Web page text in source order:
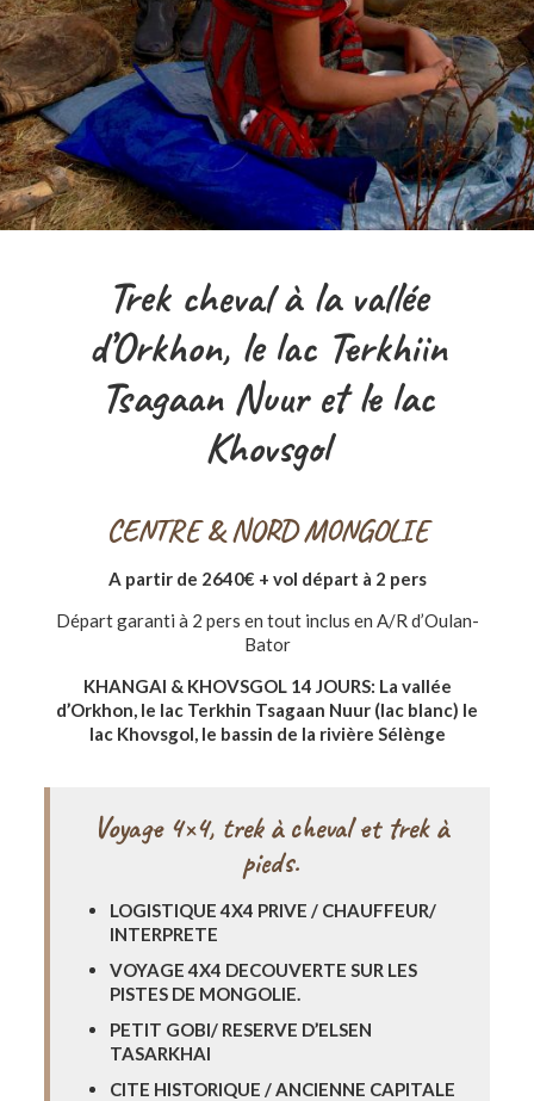
Trek cheval à la vallée
d’Orkhon, le lac Terkhiin
Tsagaan Nuur et le lac
Khovsgol
CENTRE & NORD MONGOLIE
A partir de 2640€ + vol départ à 2 pers
Départ garanti à 2 pers en tout inclus en A/R d’Oulan-
Bator
KHANGAI & KHOVSGOL 14 JOURS: La vallée
d’Orkhon, le lac Terkhin Tsagaan Nuur (lac blanc) le
lac Khovsgol, le bassin de la rivière Sélènge
Voyage 4×4, trek à cheval et trek à
pieds.
LOGISTIQUE 4X4 PRIVE / CHAUFFEUR/
INTERPRETE
VOYAGE 4X4 DECOUVERTE SUR LES
PISTES DE MONGOLIE.
PETIT GOBI/ RESERVE D’ELSEN
TASARKHAI
CITE HISTORIQUE / ANCIENNE CAPITALE